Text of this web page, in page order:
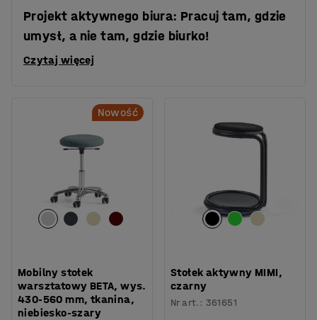
Projekt aktywnego biura: Pracuj tam, gdzie
umysł, a nie tam, gdzie biurko!
Czytaj więcej
Nowość
Mobilny stołek
warsztatowy BETA, wys.
430-560 mm, tkanina,
niebiesko-szary
Stołek aktywny MIMI,
czarny
Nr art. : 361651